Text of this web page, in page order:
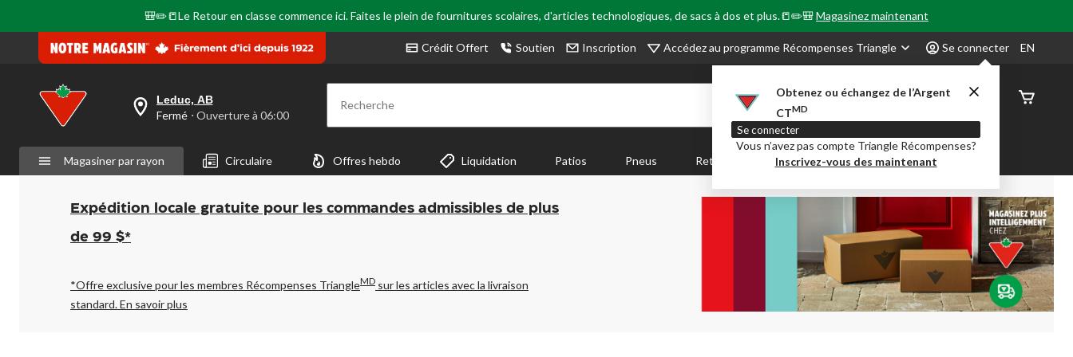
🎒✏️📒Le Retour en classe commence ici. Faites le plein de fournitures scolaires, d'articles technologiques, de sacs à dos et plus.📒✏️🎒Magasinez maintenant
Crédit Offert Soutien Inscription Accédez au programme Récompenses Triangle Se connecter
Obtenez ou échangez de l’Argent
CTMD
Se connecter
Vous n’avez pas compte Triangle Récompenses?
Inscrivez-vous des maintenant
EN
votre
est
Leduc,
AB,
Fermé,
Ouverture
à
pour
changer
Leduc, AB
Fermé ⋅ Ouverture à 06:00 Recherche
État de
Magasiner par rayon Circulaire Offres hebdo Liquidation Patios Pneus Retour en Classe Party City Centre-auto
Expédition locale gratuite pour les commandes admissibles de plus
de 99 $*
*Offre exclusive pour les membres Récompenses TriangleMD sur les articles avec la livraison
standard.En savoir plus